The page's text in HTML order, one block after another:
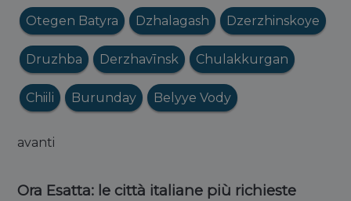
Otegen Batyra Dzhalagash Dzerzhinskoye
Druzhba Derzhavīnsk Chulakkurgan
Chiili Burunday Belyye Vody
avanti
Ora Esatta: le città italiane più richieste